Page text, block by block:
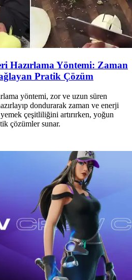
Hazırlama Yöntemi: Zaman
Pratik Çözüm
yöntemi, zor ve uzun süren
dondurarak zaman ve enerji
çeşitliliğini artırırken, yoğun
çözümler sunar.